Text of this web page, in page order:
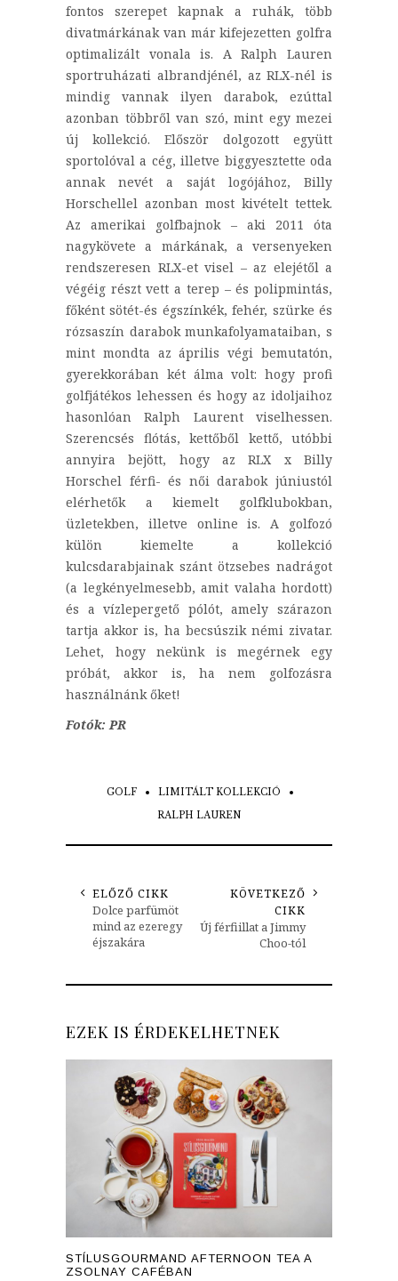
fontos szerepet kapnak a ruhák, több
divatmárkának van már kifejezetten golfra
optimalizált vonala is. A Ralph Lauren
sportruházati albrandjénél, az RLX-nél is
mindig vannak ilyen darabok, ezúttal
azonban többről van szó, mint egy mezei
új kollekció. Először dolgozott együtt
sportolóval a cég, illetve biggyesztette oda
annak nevét a saját logójához, Billy
Horschellel azonban most kivételt tettek.
Az amerikai golfbajnok – aki 2011 óta
nagykövete a márkának, a versenyeken
rendszeresen RLX-et visel – az elejétől a
végéig részt vett a terep – és polipmintás,
főként sötét-és égszínkék, fehér, szürke és
rózsaszín darabok munkafolyamataiban, s
mint mondta az április végi bemutatón,
gyerekkorában két álma volt: hogy profi
golfjátékos lehessen és hogy az idoljaihoz
hasonlóan Ralph Laurent viselhessen.
Szerencsés flótás, kettőből kettő, utóbbi
annyira bejött, hogy az RLX x Billy
Horschel férfi- és női darabok júniustól
elérhetők a kiemelt golfklubokban,
üzletekben, illetve online is. A golfozó
külön kiemelte a kollekció
kulcsdarabjainak szánt ötzsebes nadrágot
(a legkényelmesebb, amit valaha hordott)
és a vízlepergető pólót, amely szárazon
tartja akkor is, ha becsúszik némi zivatar.
Lehet, hogy nekünk is megérnek egy
próbát, akkor is, ha nem golfozásra
használnánk őket!
Fotók: PR
GOLF
LIMITÁLT KOLLEKCIÓ
RALPH LAUREN
ELŐZŐ CIKK
Dolce parfümöt
mind az ezeregy
éjszakára
KÖVETKEZŐ
CIKK
Új férfiillat a Jimmy
Choo-tól
EZEK IS ÉRDEKELHETNEK
STÍLUSGOURMAND AFTERNOON TEA A
ZSOLNAY CAFÉBAN